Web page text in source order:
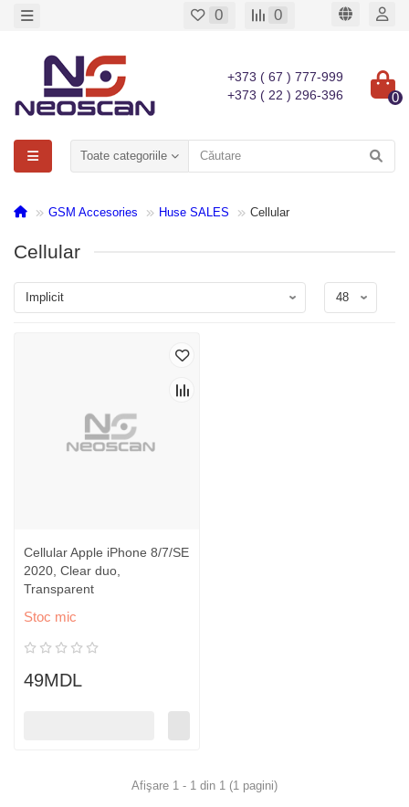
0 0
+373 ( 67 ) 777-999
+373 ( 22 ) 296-396
0
Toate categoriile
GSM Accesories Huse SALES Cellular
Cellular
Cellular Apple iPhone 8/7/SE
2020, Clear duo,
Transparent
Stoc mic
49MDL
Afişare 1 - 1 din 1 (1 pagini)